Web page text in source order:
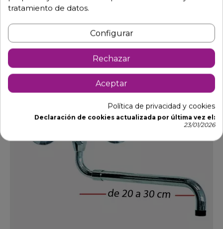
Añadir al carrito
tratamiento de datos.
Configurar
Rechazar
Aceptar
Política de privacidad y cookies
Declaración de cookies actualizada por última vez el:
23/01/2026